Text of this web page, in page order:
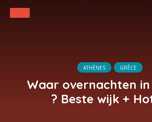
ATHÈNES GRÈCE
Waar overnachten
? Beste wijk +